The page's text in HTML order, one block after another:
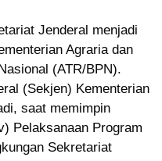
Jenderal menjadi
Agraria dan
(ATR/BPN).
(Sekjen) Kementerian
saat memimpin
Pelaksanaan Program
Sekretariat